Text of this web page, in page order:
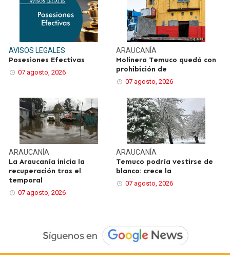
AVISOS LEGALES
Posesiones Efectivas
07 agosto, 2026
ARAUCANÍA
Molinera Temuco quedó con
prohibición de
07 agosto, 2026
ARAUCANÍA
La Araucanía inicia la
recuperación tras el
temporal
07 agosto, 2026
ARAUCANÍA
Temuco podría vestirse de
blanco: crece la
07 agosto, 2026